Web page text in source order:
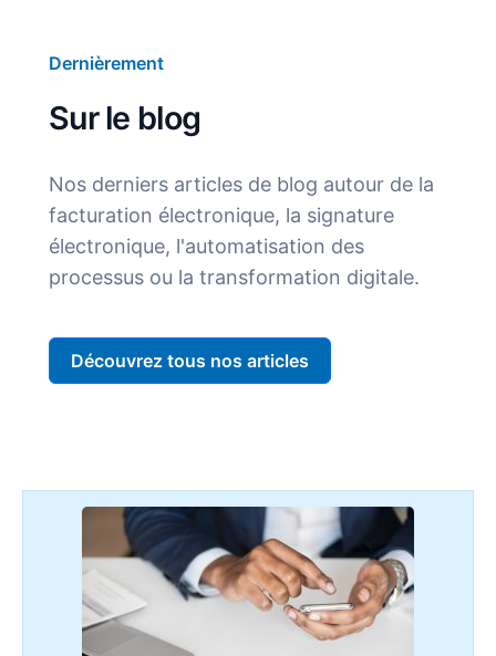
Dernièrement
Sur le blog
Nos derniers articles de blog autour de la
facturation électronique, la signature
électronique, l'automatisation des
processus ou la transformation digitale.
Découvrez tous nos articles